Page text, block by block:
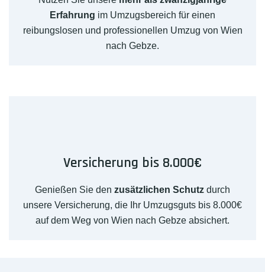
Erfahrung im Umzugsbereich für einen
reibungslosen und professionellen Umzug von Wien
nach Gebze.
Versicherung bis 8.000€
Genießen Sie den zusätzlichen Schutz durch
unsere Versicherung, die Ihr Umzugsguts bis 8.000€
auf dem Weg von Wien nach Gebze absichert.